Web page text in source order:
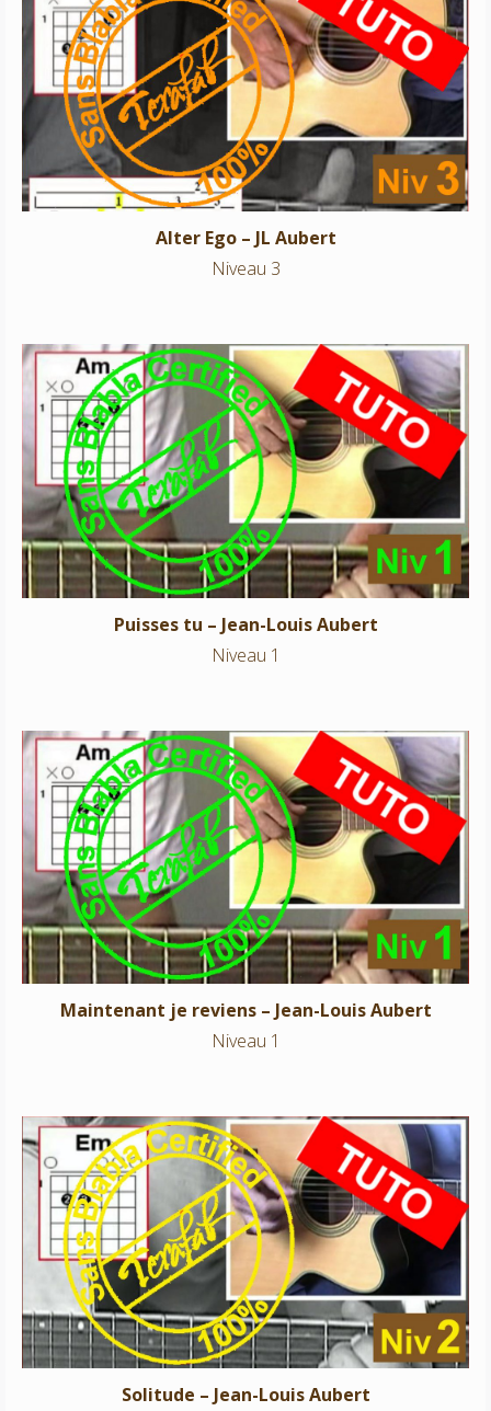
Alter Ego – JL Aubert
Niveau 3
Alter Ego – JL Aubert
Niveau 3
Puisses tu – Jean-Louis Aubert
Niveau 1
Puisses tu – Jean-Louis Aubert
Niveau 1
Maintenant je reviens – Jean-Louis Aubert
Niveau 1
Maintenant je reviens – Jean-Louis Aubert
Niveau 1
Solitude – Jean-Louis Aubert
Niveau 2
Solitude – Jean-Louis Aubert